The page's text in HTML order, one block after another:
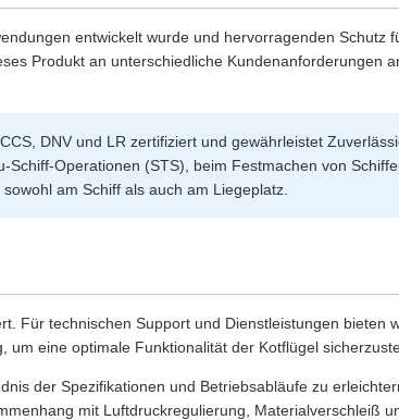
entwickelt wurde und hervorragenden Schutz
Produkt an unterschiedliche Kundenanforderungen
DNV und LR zertifiziert und gewährleistet
Operationen (STS), beim Festmachen von
am Schiff als auch am Liegeplatz.
Für technischen Support und Dienstleistungen bieten
eine optimale Funktionalität der Kotflügel
der Spezifikationen und Betriebsabläufe zu
mit Luftdruckregulierung, Materialverschleiß